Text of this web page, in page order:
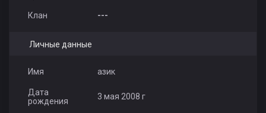
Клан ---
Личные данные
Имя азик
Дата
рождения
3 мая 2008 г